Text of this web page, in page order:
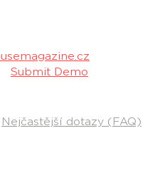
Submit Demo
Nejčastější dotazy (FAQ)